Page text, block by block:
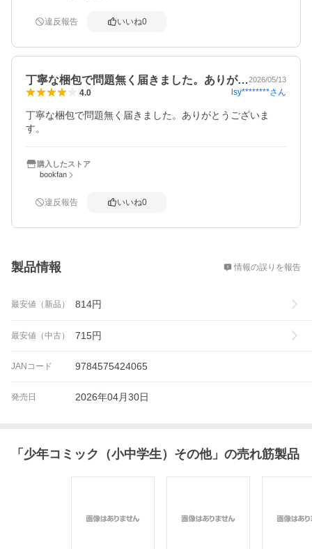
違反報告 いいね0
丁寧な梱包で問題無く届きました。ありが…2026/05/13
4.0 lsy********さん
丁寧な梱包で問題無く届きました。ありがとうございま
す。
購入したストア
bookfan
違反報告 いいね0
製品情報 情報の誤りを報告
最安値（新品） 814円
最安値（中古） 715円
JANコード 9784575424065
発売日 2026年04月30日
「 少年コミック（小中学生）その他」の売れ筋製品